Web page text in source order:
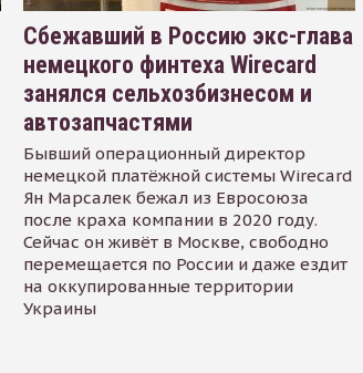
Сбежавший в Россию экс-глава
немецкого финтеха Wirecard
занялся сельхозбизнесом и
автозапчастями
Бывший операционный директор
немецкой платёжной системы Wirecard
Ян Марсалек бежал из Евросоюза
после краха компании в 2020 году.
Сейчас он живёт в Москве, свободно
перемещается по России и даже ездит
на оккупированные территории
Украины